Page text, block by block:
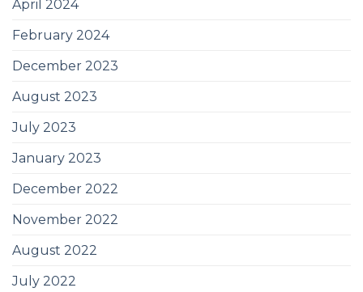
April 2024
February 2024
December 2023
August 2023
July 2023
January 2023
December 2022
November 2022
August 2022
July 2022